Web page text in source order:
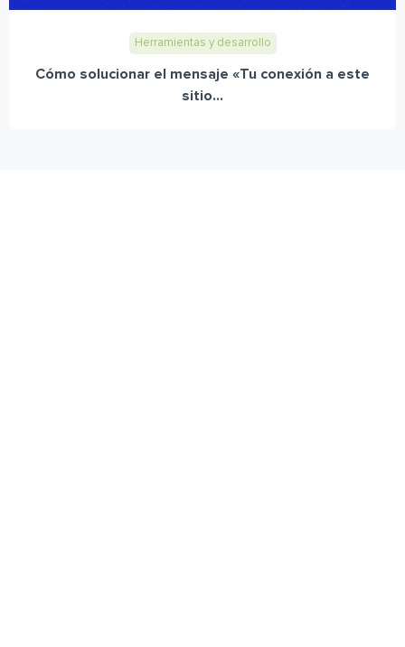
Herramientas y desarrollo
Cómo solucionar el mensaje «Tu conexión a este
sitio...